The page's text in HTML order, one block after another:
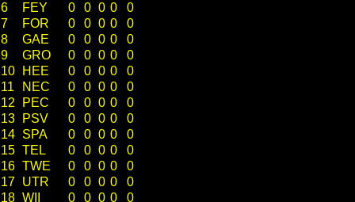
6
FEY 0 0 0 0
0
7
FOR 0 0 0 0
0
8
GAE 0 0 0 0
0
9
GRO 0 0 0 0
0
10
HEE 0 0 0 0
0
11
NEC 0 0 0 0
0
12
PEC 0 0 0 0
0
13
PSV 0 0 0 0
0
14 SPA 0 0 0 0
0
15 TEL 0 0 0 0
0
16 TWE 0 0 0 0
0
17 UTR 0 0 0 0
0
18 WII 0 0 0 0
0